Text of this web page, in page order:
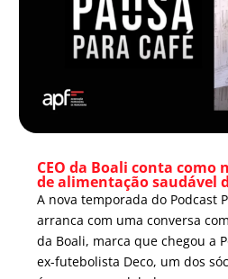
CEO da Boali conta como
de alimentação saudável
A nova temporada do Podcast
arranca com uma conversa
da Boali, marca que chegou a
ex-futebolista Deco, um dos